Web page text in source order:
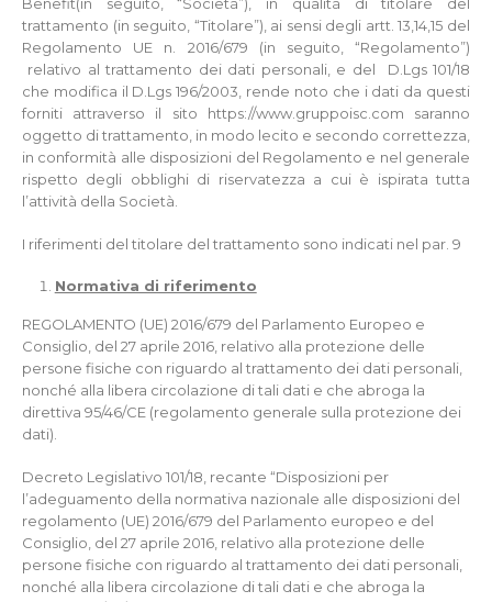
trattamento (in seguito, “Titolare”), ai sensi degli artt. 13,14,15 del
Regolamento UE n. 2016/679 (in seguito, “Regolamento”)
relativo al trattamento dei dati personali, e del D.Lgs 101/18
che modifica il D.Lgs 196/2003, rende noto che i dati da questi
forniti attraverso il sito https://www.gruppoisc.com saranno
oggetto di trattamento, in modo lecito e secondo correttezza,
in conformità alle disposizioni del Regolamento e nel generale
rispetto degli obblighi di riservatezza a cui è ispirata tutta
l’attività della Società.
I riferimenti del titolare del trattamento sono indicati nel par. 9
Normativa di riferimento
REGOLAMENTO (UE) 2016/679 del Parlamento Europeo e
Consiglio, del 27 aprile 2016, relativo alla protezione delle
persone fisiche con riguardo al trattamento dei dati personali,
nonché alla libera circolazione di tali dati e che abroga la
direttiva 95/46/CE (regolamento generale sulla protezione dei
dati).
Decreto Legislativo 101/18, recante “Disposizioni per
l’adeguamento della normativa nazionale alle disposizioni del
regolamento (UE) 2016/679 del Parlamento europeo e del
Consiglio, del 27 aprile 2016, relativo alla protezione delle
persone fisiche con riguardo al trattamento dei dati personali,
nonché alla libera circolazione di tali dati e che abroga la